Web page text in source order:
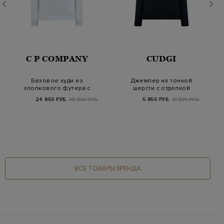
C P COMPANY
Базовое худи из
хлопкового футера с
24 850 РУБ. 35 500 РУБ.
CUDGI
Джемпер из тонкой
шерсти с отделкой
5 850 РУБ. 19 500 РУБ.
ВСЕ ТОВАРЫ БРЕНДА